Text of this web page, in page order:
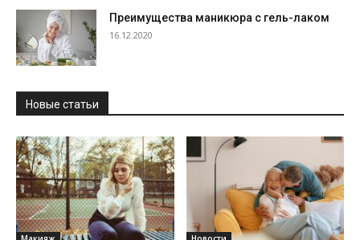
Преимущества маникюра с гель-лаком
16.12.2020
Новые статьи